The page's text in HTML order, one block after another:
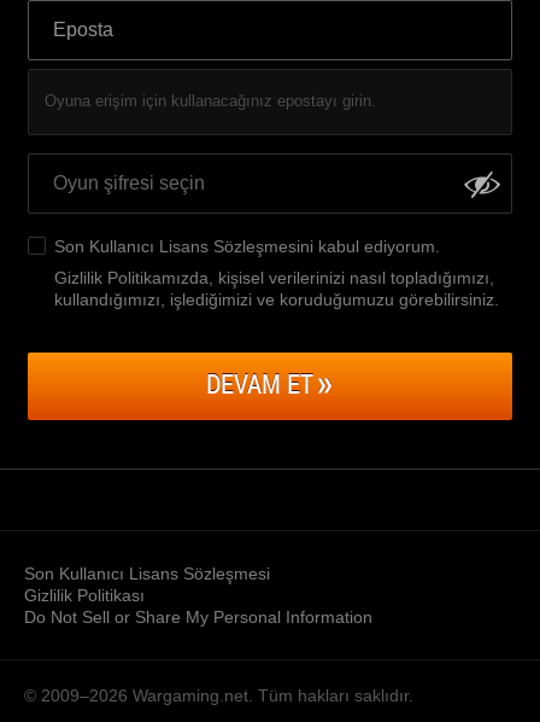
Oyuna erişim için kullanacağınız epostayı girin.
Son Kullanıcı Lisans Sözleşmesini kabul ediyorum.
Gizlilik Politikamızda, kişisel verilerinizi nasıl topladığımızı,
kullandığımızı, işlediğimizi ve koruduğumuzu görebilirsiniz
DEVAM ET
Son Kullanıcı Lisans Sözleşmesi
Gizlilik Politikası
Do Not Sell or Share My Personal Information
© 2009–2026 Wargaming.net. Tüm hakları saklıdır.